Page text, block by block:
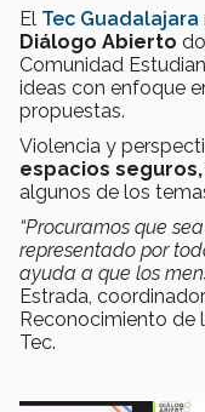
El Tec Guadalajara
Diálogo Abierto
Comunidad
ideas con enfoque
propuestas.
Violencia y
espacios
algunos de los
“Procuramos que
representado por
ayuda a que los
Estrada,
Reconocimiento de
Tec.